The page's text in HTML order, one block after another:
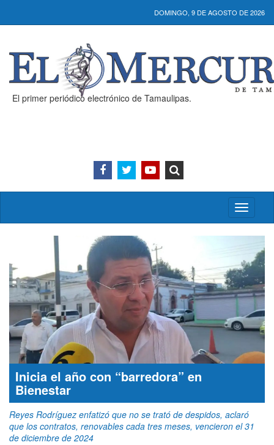
DOMINGO, 9 DE AGOSTO DE 2026
El primer periódico electrónico de Tamaulipas.
Activar/
menú
Inicia el año con “barredora” en
Bienestar
Reyes Rodríguez enfatizó que no se trató de despidos, aclaró
que los contratos, renovables cada tres meses, vencieron el 31
de diciembre de 2024